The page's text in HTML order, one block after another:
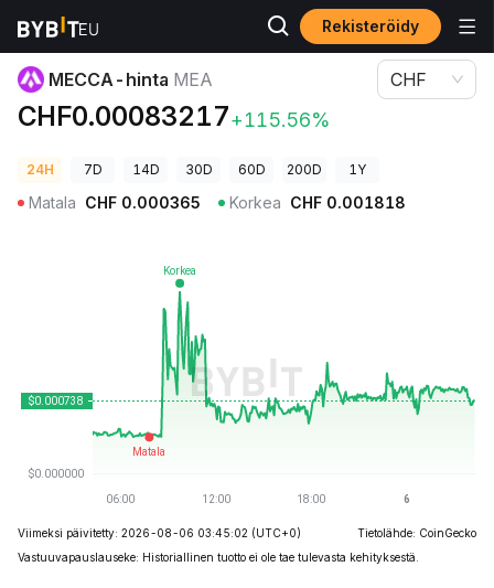
Rekisteröidy
Kryptohinnat
MECCA-hinta MEA
CHF0.00083217+115.56%
CHF
24H 7D 14D 30D 60D 200D 1Y
Matala CHF 0.000365 Korkea CHF 0.001818
Viimeksi päivitetty: 2026-08-06 03:45:02 (UTC+0)
Tietolähde: CoinGecko
Vastuuvapauslauseke: Historiallinen tuotto ei ole tae tulevasta kehityksestä.